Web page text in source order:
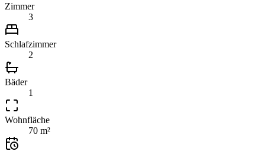
Zimmer
3
Schlafzimmer
2
Bäder
1
Wohnfläche
70 m²